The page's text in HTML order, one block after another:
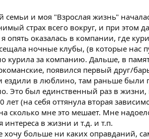
и моя "Взрослая жизнь"
страх всего вокруг, и при этом
оказалась в компании, где
ночные клубы, (в которые нас
курила за компанию. Дальше, в
появился первый друг/
ездили в люблино, там раньше были
Это был единственный раз в жизни,
(на себя оттянула вторая
сколько мне это мешает. Мне
интереса в жизни и т.д. и т.п.
больше ни каких оправданий,